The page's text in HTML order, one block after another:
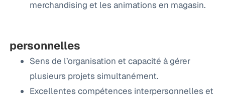
merchandising et les animations en magasin.
personnelles
Sens de l’organisation et capacité à gérer
plusieurs projets simultanément.
Excellentes compétences interpersonnelles et